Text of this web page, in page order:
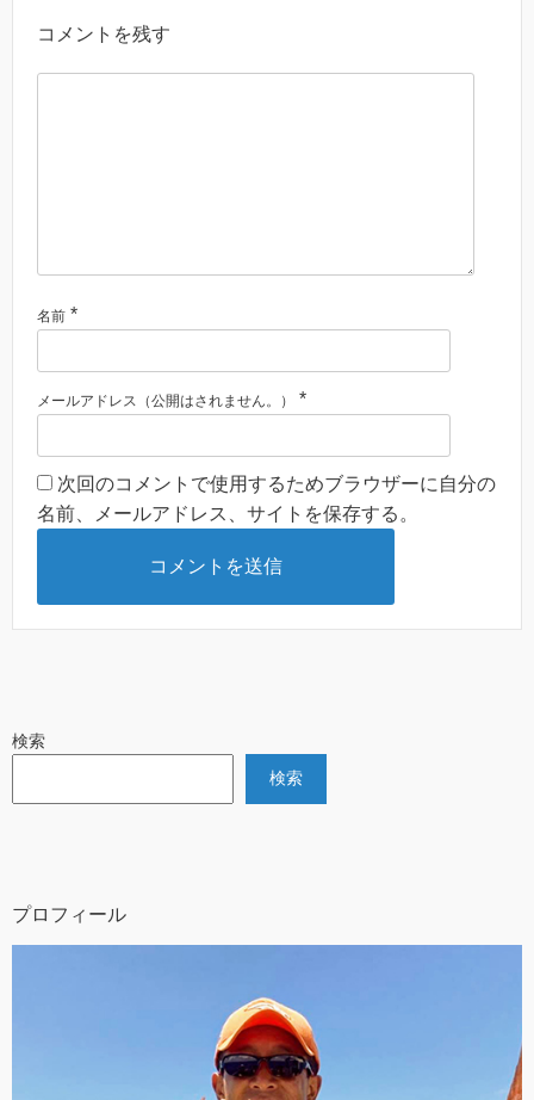
コメントを残す
名前 *
メールアドレス（公開はされません。） *
次回のコメントで使用するためブラウザーに自分の
名前、メールアドレス、サイトを保存する。
検索
検索
プロフィール